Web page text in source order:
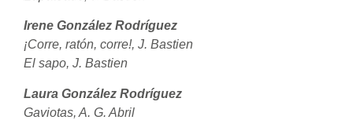
Irene González Rodríguez
¡Corre, ratón, corre!, J. Bastien
El sapo, J. Bastien
Laura González Rodríguez
Gaviotas, A. G. Abril